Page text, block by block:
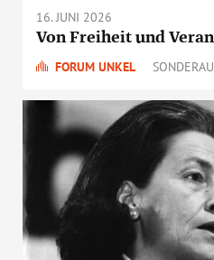
16. JUNI 2026
Von Freiheit und
FORUM UNKEL